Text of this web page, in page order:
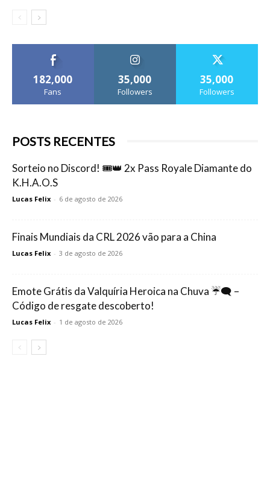
182,000
Fans
35,000
Followers
35,000
Followers
POSTS RECENTES
Sorteio no Discord! 🎟️👑 2x Pass Royale Diamante do
K.H.A.O.S
Lucas Felix - 6 de agosto de 2026
Finais Mundiais da CRL 2026 vão para a China
Lucas Felix - 3 de agosto de 2026
Emote Grátis da Valquíria Heroica na Chuva ☔🗨️ –
Código de resgate descoberto!
Lucas Felix - 1 de agosto de 2026